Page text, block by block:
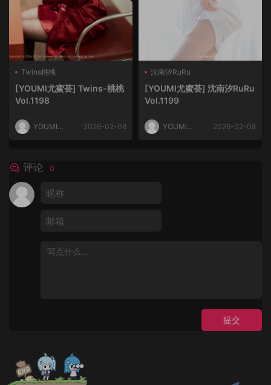
Twins桃桃
[YOUMI尤蜜荟] Twins-桃桃
Vol.1198
YOUMI尤
2026-02-08
沈南汐RuRu
[YOUMI尤蜜荟] 沈南汐RuRu
Vol.1199
YOUMI尤
2026-02-08
评论 0
提交